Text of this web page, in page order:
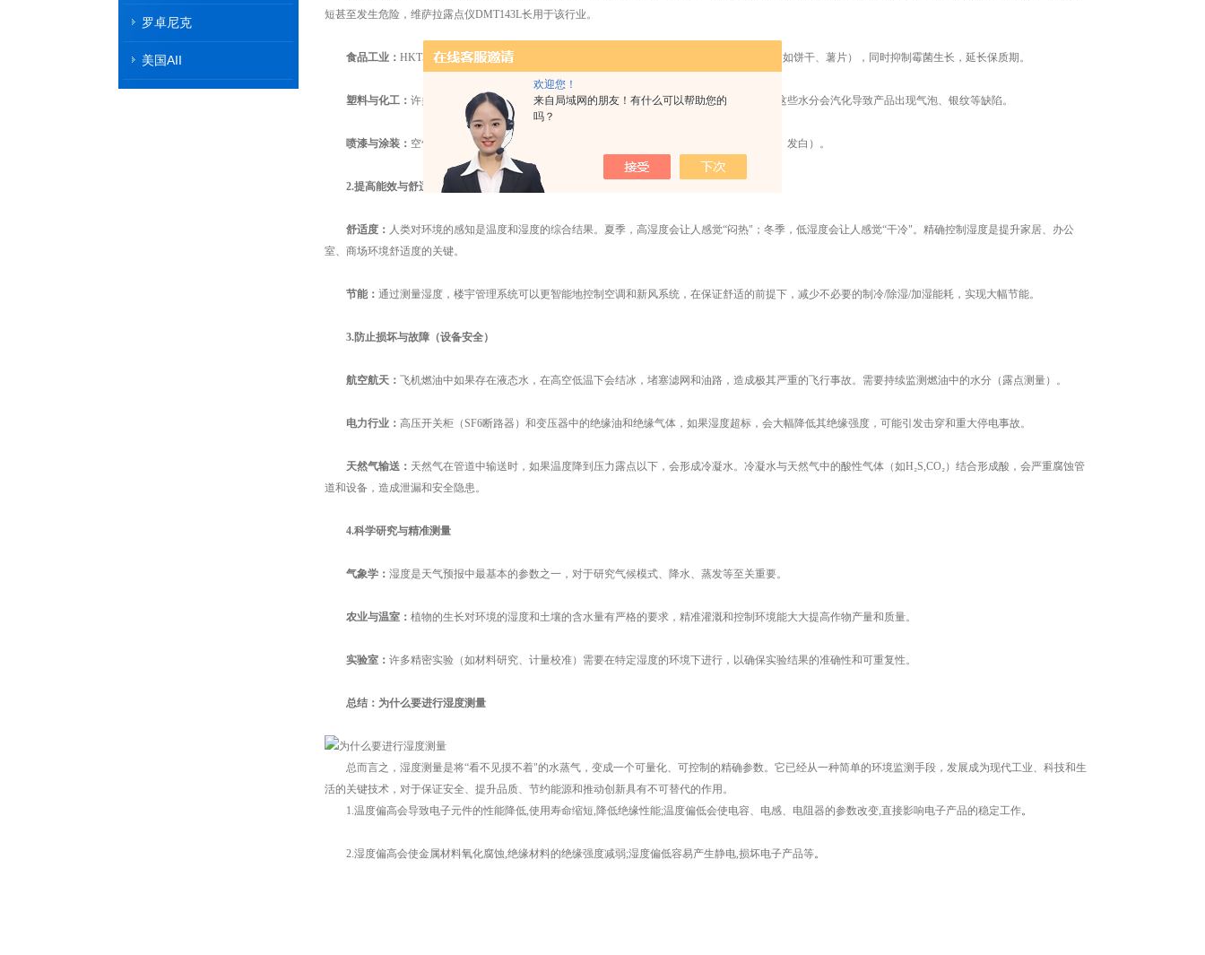
欢迎您！
来自局域网的朋友！有什么可以帮助您的
吗？
罗卓尼克
美国AII
短甚至发生危险，维萨拉露点仪DMT143L长用于该行业。
食品工业 ： HKT532温湿度变送器控制湿度可以防止食品变干（如面包、糕点）或受潮变质（如饼干、薯片），同时抑制霉菌生长，延长保质期。
塑料与化工： 许多化工原料（如塑料粒子）会吸收水分，在高温加工时（如注塑、挤出），这些水分会汽化导致产品出现气泡、银纹等缺陷。
喷漆与涂装： 空气中的高湿度会影响油漆的附着力和干燥速度，导致漆面出现瑕疵（如橘皮、发白）。
2.提高能效与舒适度（HVAC楼宇自动化）
舒适度： 人类对环境的感知是温度和湿度的综合结果。夏季，高湿度会让人感觉“闷热"；冬季，低湿度会让人感觉“干冷"。精确控制湿度是提升家居、办公
室、商场环境舒适度的关键。
节能： 通过测量湿度，楼宇管理系统可以更智能地控制空调和新风系统，在保证舒适的前提下，减少不必要的制冷/除湿/加湿能耗，实现大幅节能。
3.防止损坏与故障（设备安全）
航空航天： 飞机燃油中如果存在液态水，在高空低温下会结冰，堵塞滤网和油路，造成极其严重的飞行事故。需要持续监测燃油中的水分（露点测量）。
电力行业： 高压开关柜（SF6断路器）和变压器中的绝缘油和绝缘气体，如果湿度超标，会大幅降低其绝缘强度，可能引发击穿和重大停电事故。
天然气输送： 天然气在管道中输送时，如果温度降到压力露点以下，会形成冷凝水。冷凝水与天然气中的酸性气体（如H₂S,CO₂）结合形成酸，会严重腐蚀管
道和设备，造成泄漏和安全隐患。
4.科学研究与精准测量
气象学： 湿度是天气预报中最基本的参数之一，对于研究气候模式、降水、蒸发等至关重要。
农业与温室： 植物的生长对环境的湿度和土壤的含水量有严格的要求，精准灌溉和控制环境能大大提高作物产量和质量。
实验室： 许多精密实验（如材料研究、计量校准）需要在特定湿度的环境下进行，以确保实验结果的准确性和可重复性。
总结：为什么要进行湿度测量
总而言之，湿度测量是将“看不见摸不着"的水蒸气，变成一个可量化、可控制的精确参数。它已经从一种简单的环境监测手段，发展成为现代工业、科技和生
活的关键技术，对于保证安全、提升品质、节约能源和推动创新具有不可替代的作用。
1.温度偏高会导致电子元件的性能降低,使用寿命缩短,降低绝缘性能;温度偏低会使电容、电感、电阻器的参数改变,直接影响电子产品的稳定工作。
2.湿度偏高会使金属材料氧化腐蚀,绝缘材料的绝缘强度减弱;湿度偏低容易产生静电,损坏电子产品等。